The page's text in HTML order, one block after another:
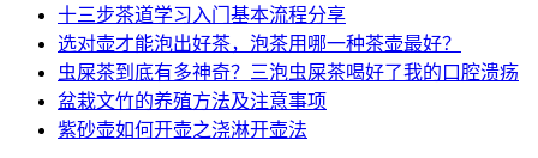
十三步茶道学习入门基本流程分享
选对壶才能泡出好茶，泡茶用哪一种茶壶最好？
虫屎茶到底有多神奇？三泡虫屎茶喝好了我的口腔溃疡
盆栽文竹的养殖方法及注意事项
紫砂壶如何开壶之浇淋开壶法